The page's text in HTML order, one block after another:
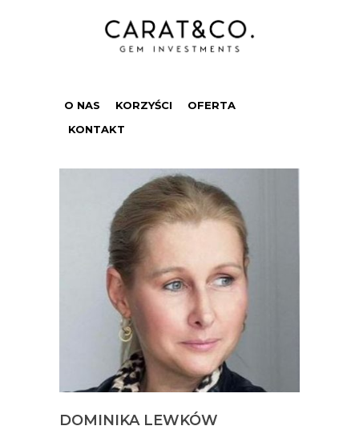
O NAS KORZYŚCI
OFERTA
KONTAKT
DOMINIKA LEWKÓW